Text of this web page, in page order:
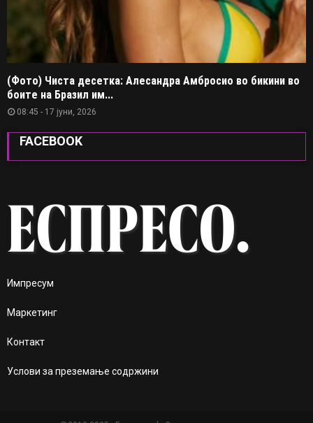
(Фото) Чиста десетка: Алесандра Амбросио во бикини во
боите на Бразил им...
08:45 - 17 јуни, 2026
FACEBOOK
Импресум
Маркетинг
Контакт
Услови за преземање содржини